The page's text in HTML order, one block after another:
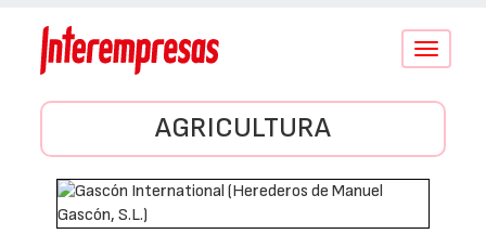
Conmutar
AGRICULTURA